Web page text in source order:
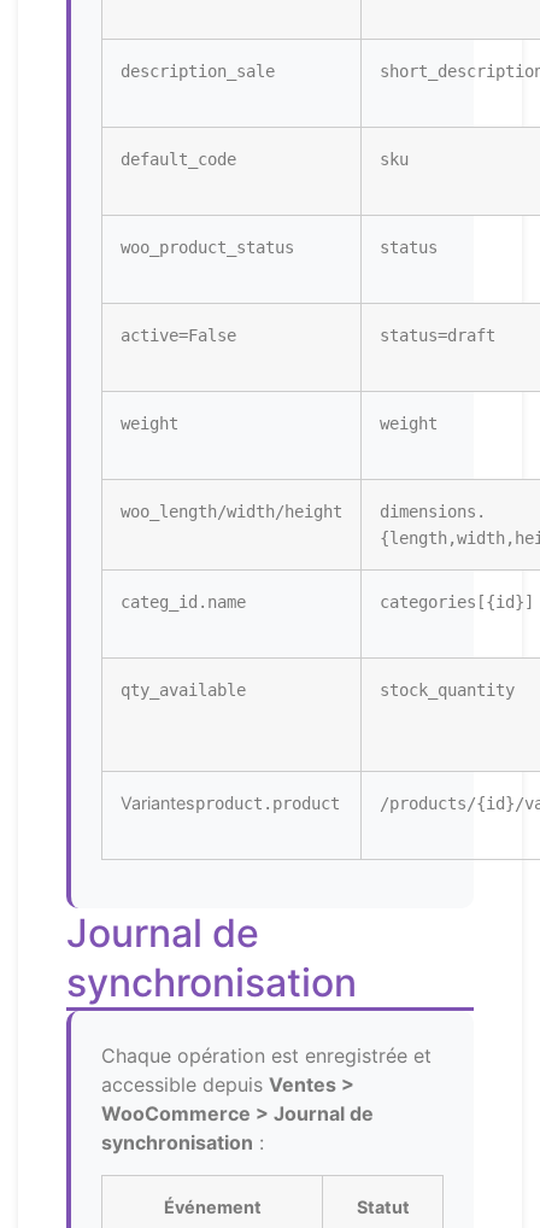
description_sale
default_code sku
woo_product_status status
active=False status=draft
weight weight
woo_length/width/height
dimensions.
categ_id.name categories[{id}]
qty_available stock_quantity
Variantesproduct.product /products/{id}/
Journal de
synchronisation
Chaque opération est enregistrée et
accessible depuis Ventes >
WooCommerce > Journal de
synchronisation :
Événement Statut